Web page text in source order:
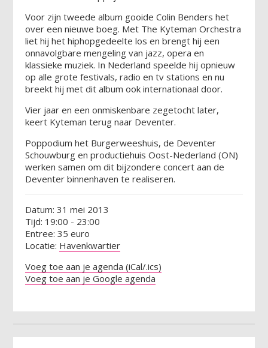
Voor zijn tweede album gooide Colin Benders het
over een nieuwe boeg. Met The Kyteman Orchestra
liet hij het hiphopgedeelte los en brengt hij een
onnavolgbare mengeling van jazz, opera en
klassieke muziek. In Nederland speelde hij opnieuw
op alle grote festivals, radio en tv stations en nu
breekt hij met dit album ook internationaal door.
Vier jaar en een onmiskenbare zegetocht later,
keert Kyteman terug naar Deventer.
Poppodium het Burgerweeshuis, de Deventer
Schouwburg en productiehuis Oost-Nederland (ON)
werken samen om dit bijzondere concert aan de
Deventer binnenhaven te realiseren.
Datum: 31 mei 2013
Tijd: 19:00 - 23:00
Entree: 35 euro
Locatie: Havenkwartier
Voeg toe aan je agenda (iCal/.ics)
Voeg toe aan je Google agenda